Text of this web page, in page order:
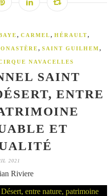
, CARMEL , HÉRAULT,
, SAINT GUILHEM ,
NAVACELLES
SAINT
ENTRE
ET
2021
Riviere